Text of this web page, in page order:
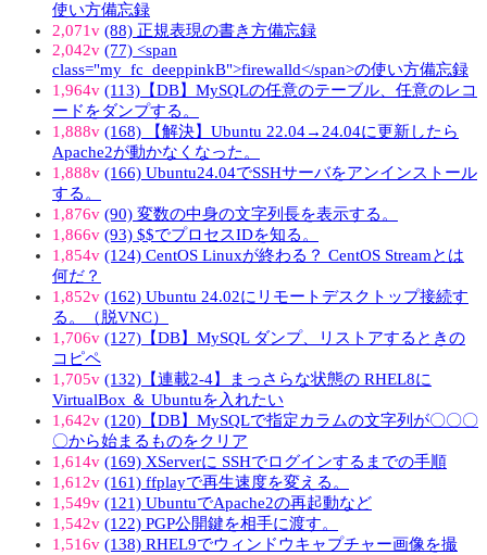
使い方備忘録
2,071v (88) 正規表現の書き方備忘録
2,042v (77) <span
class="my_fc_deeppinkB">firewalld</span>の使い方備忘録
1,964v (113)【DB】MySQLの任意のテーブル、任意のレコ
ードをダンプする。
1,888v (168) 【解決】Ubuntu 22.04→24.04に更新したら
Apache2が動かなくなった。
1,888v (166) Ubuntu24.04でSSHサーバをアンインストール
する。
1,876v (90) 変数の中身の文字列長を表示する。
1,866v (93) $$でプロセスIDを知る。
1,854v (124) CentOS Linuxが終わる？ CentOS Streamとは
何だ？
1,852v (162) Ubuntu 24.02にリモートデスクトップ接続す
る。（脱VNC）
1,706v (127)【DB】MySQL ダンプ、リストアするときの
コピペ
1,705v (132)【連載2-4】まっさらな状態の RHEL8に
VirtualBox ＆ Ubuntuを入れたい
1,642v (120)【DB】MySQLで指定カラムの文字列が〇〇〇
〇から始まるものをクリア
1,614v (169) XServerに SSHでログインするまでの手順
1,612v (161) ffplayで再生速度を変える。
1,549v (121) UbuntuでApache2の再起動など
1,542v (122) PGP公開鍵を相手に渡す。
1,516v (138) RHEL9でウィンドウキャプチャー画像を撮